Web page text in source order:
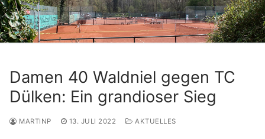
Suchen nach:
Damen 40 Waldniel gegen TC
Dülken: Ein grandioser Sieg
MARTINP 13. JULI 2022 AKTUELLES